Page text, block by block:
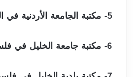
5- مكتبة الجامعة الأردنية في العاصمة عمان.
6- مكتبة جامعة الخليل في فلسطين الحبيبة القابعة تحت نير الاحتلال.